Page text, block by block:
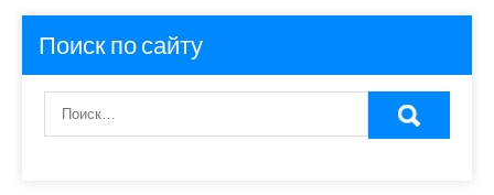
Поиск по сайту